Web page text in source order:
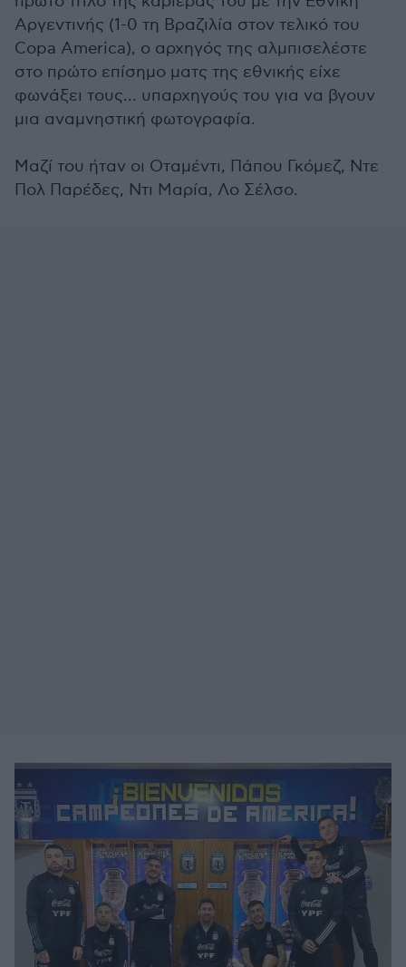
Αργεντινής (1-0 τη Βραζιλία στον τελικό του
Copa America), ο αρχηγός της αλμπισελέστε
στο πρώτο επίσημο ματς της εθνικής είχε
φωνάξει τους... υπαρχηγούς του για να βγουν
μια αναμνηστική φωτογραφία.
Μαζί του ήταν οι Οταμέντι, Πάπου Γκόμεζ, Ντε
Πολ Παρέδες, Ντι Μαρία, Λο Σέλσο.